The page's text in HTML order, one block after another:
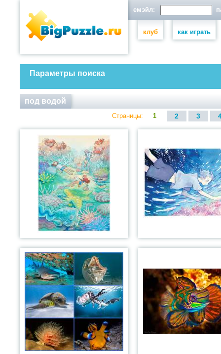
емэйл:
клуб как играть
Параметры поиска
под водой
Страницы: 1 2 3